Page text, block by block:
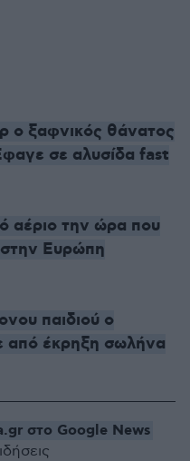
ο ξαφνικός θάνατος
σε αλυσίδα fast
αέριο την ώρα που
στην Ευρώπη
παιδιού ο
από έκρηξη σωλήνα
στο Google News